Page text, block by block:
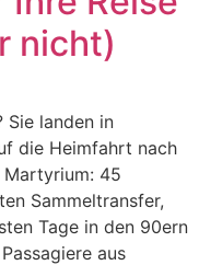
nicht)
Sie landen in
die Heimfahrt nach
Martyrium: 45
Sammeltransfer,
Tage in den 90ern
aus